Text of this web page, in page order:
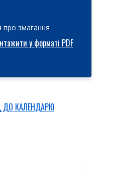
змагання
у форматі PDF
ДО КАЛЕНДАРЮ